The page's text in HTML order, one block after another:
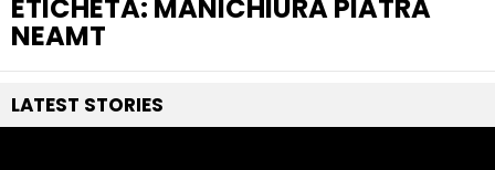
ETICHETĂ: MANICHIURA PIATRA
NEAMT
LATEST STORIES